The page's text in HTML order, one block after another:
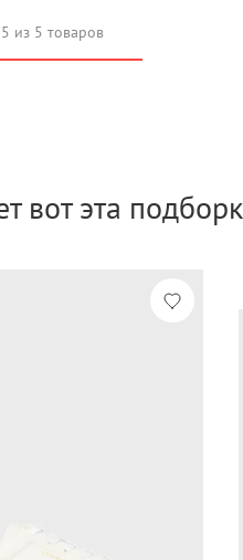
5 из 5 товаров
вот эта